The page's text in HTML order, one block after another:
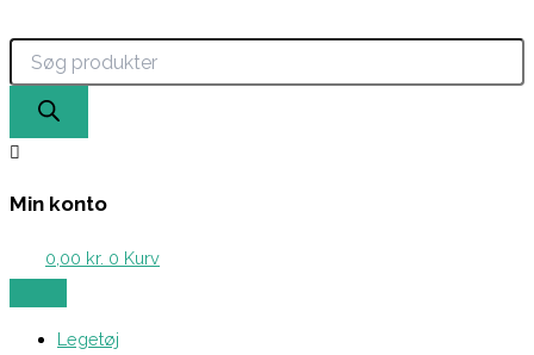
til
indholdet
search
Min konto
0,00 kr. 0 Kurv
Legetøj
Mini
2000
(Vinrød)